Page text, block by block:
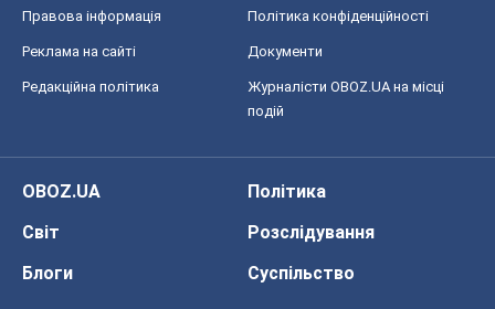
Правова інформація Політика конфіденційності
Реклама на сайті Документи
Редакційна політика
Журналісти OBOZ.UA на місці
подій
OBOZ.UA
Політика
Світ
Розслідування
Блоги
Суспільство